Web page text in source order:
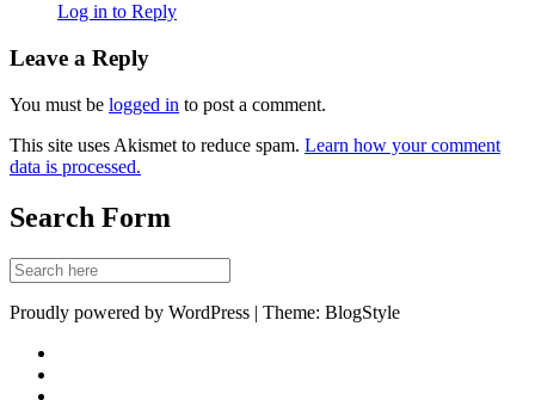
Log in to Reply
Leave a Reply
You must be logged in to post a comment.
This site uses Akismet to reduce spam. Learn how your comment
data is processed.
Search Form
Proudly powered by WordPress | Theme: BlogStyle